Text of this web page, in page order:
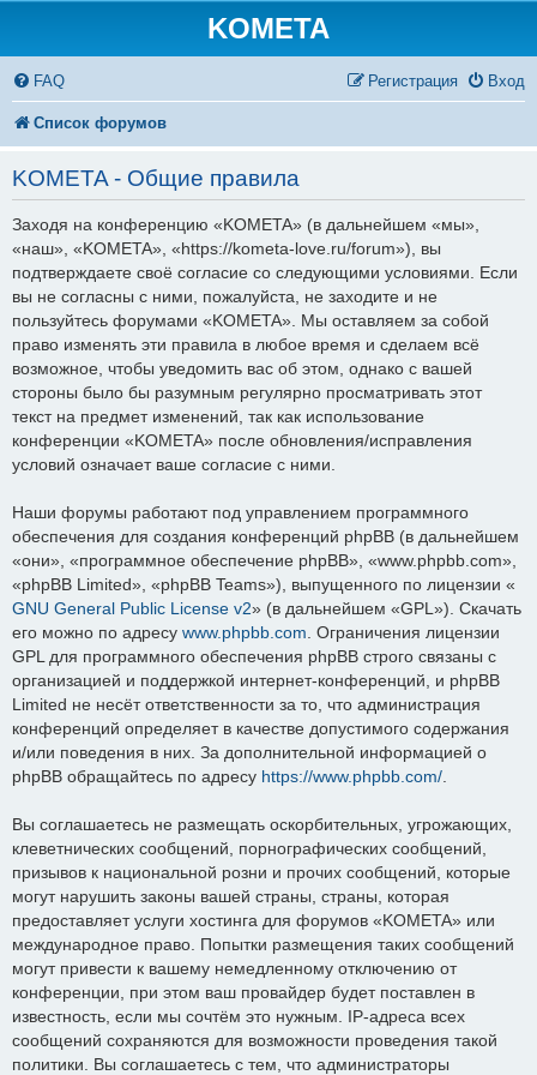
KOMETA
FAQ Вход
Регистрация
Список форумов
KOMETA - Общие правила
Заходя на конференцию «KOMETA» (в дальнейшем «мы»,
«наш», «KOMETA», «https://kometa-love.ru/forum»), вы
подтверждаете своё согласие со следующими условиями. Если
вы не согласны с ними, пожалуйста, не заходите и не
пользуйтесь форумами «KOMETA». Мы оставляем за собой
право изменять эти правила в любое время и сделаем всё
возможное, чтобы уведомить вас об этом, однако с вашей
стороны было бы разумным регулярно просматривать этот
текст на предмет изменений, так как использование
конференции «KOMETA» после обновления/исправления
условий означает ваше согласие с ними.
Наши форумы работают под управлением программного
обеспечения для создания конференций phpBB (в дальнейшем
«они», «программное обеспечение phpBB», «www.phpbb.com»,
«phpBB Limited», «phpBB Teams»), выпущенного по лицензии «
GNU General Public License v2» (в дальнейшем «GPL»). Скачать
его можно по адресу www.phpbb.com . Ограничения лицензии
GPL для программного обеспечения phpBB строго связаны с
организацией и поддержкой интернет-конференций, и phpBB
Limited не несёт ответственности за то, что администрация
конференций определяет в качестве допустимого содержания
и/или поведения в них. За дополнительной информацией о
phpBB обращайтесь по адресу https://www.phpbb.com/
Вы соглашаетесь не размещать оскорбительных, угрожающих,
клеветнических сообщений, порнографических сообщений,
призывов к национальной розни и прочих сообщений, которые
могут нарушить законы вашей страны, страны, которая
предоставляет услуги хостинга для форумов «KOMETA» или
международное право. Попытки размещения таких сообщений
могут привести к вашему немедленному отключению от
конференции, при этом ваш провайдер будет поставлен в
известность, если мы сочтём это нужным. IP-адреса всех
сообщений сохраняются для возможности проведения такой
политики. Вы соглашаетесь с тем, что администраторы